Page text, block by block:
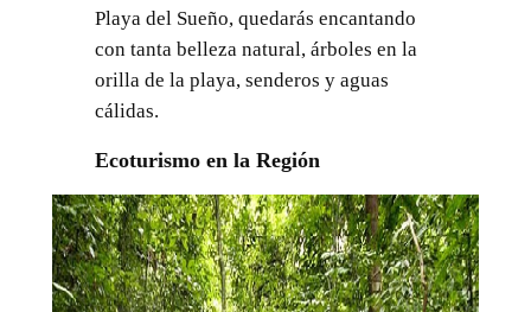
Playa del Sueño, quedarás encantando
con tanta belleza natural, árboles en la
orilla de la playa, senderos y aguas
cálidas.
Ecoturismo en la Región